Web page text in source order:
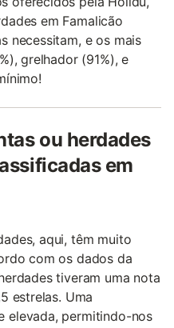
em Famalicão
necessitam, e os mais
grelhador (91%), e
ou herdades
em
aqui, têm muito
com os dados da
tiveram uma nota
estrelas. Uma
elevada, permitindo-nos